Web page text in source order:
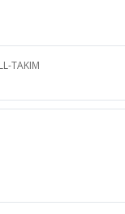
TAKIM